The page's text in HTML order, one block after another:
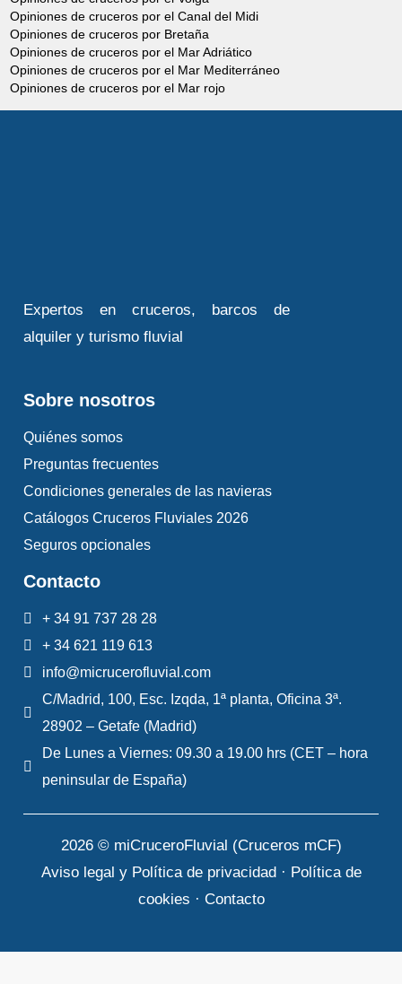
Opiniones de cruceros por el Canal del Midi
Opiniones de cruceros por Bretaña
Opiniones de cruceros por el Mar Adriático
Opiniones de cruceros por el Mar Mediterráneo
Opiniones de cruceros por el Mar rojo
Expertos en cruceros, barcos de
alquiler y turismo fluvial
Sobre nosotros
Quiénes somos
Preguntas frecuentes
Condiciones generales de las navieras
Catálogos Cruceros Fluviales 2026
Seguros opcionales
Contacto
+ 34 91 737 28 28
+ 34 621 119 613
info@micrucerofluvial.com
C/Madrid, 100, Esc. Izqda, 1ª planta, Oficina 3ª.
28902 – Getafe (Madrid)
De Lunes a Viernes: 09.30 a 19.00 hrs (CET – hora
peninsular de España)
2026 © miCruceroFluvial (Cruceros mCF)
Aviso legal y Política de privacidad· Política de
cookies · Contacto